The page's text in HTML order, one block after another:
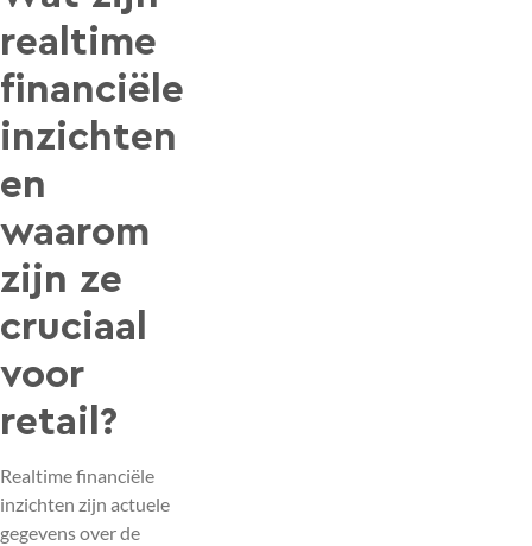
realtime
financiële
inzichten
en
waarom
zijn ze
cruciaal
voor
retail?
Realtime financiële
inzichten zijn actuele
gegevens over de